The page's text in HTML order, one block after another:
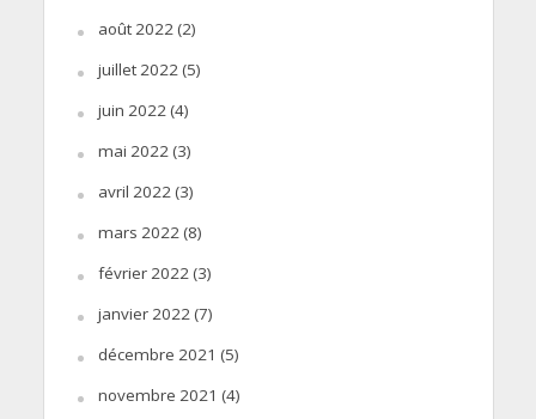
août 2022(2)
juillet 2022(5)
juin 2022(4)
mai 2022(3)
avril 2022(3)
mars 2022(8)
février 2022(3)
janvier 2022(7)
décembre 2021 (5)
novembre 2021 (4)